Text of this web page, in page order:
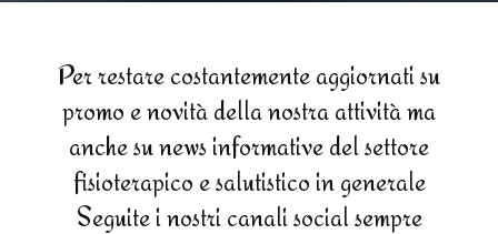
Per restare costantemente aggiornati su
promo e novità della nostra attività ma
anche su news informative del settore
fisioterapico e salutistico in generale
Seguite i nostri canali social sempre